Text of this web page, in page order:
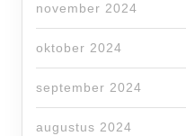
november 2024
oktober 2024
september 2024
augustus 2024